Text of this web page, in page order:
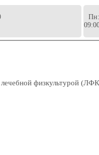
Пн:
физкультурой